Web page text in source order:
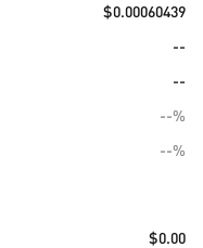
$0.00060439
--
--
--%
--%
$0.00